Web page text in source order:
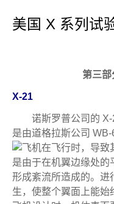
美国 X 系列试
第三部
X-21
诺斯罗普公司的 X-
是由道格拉斯公司